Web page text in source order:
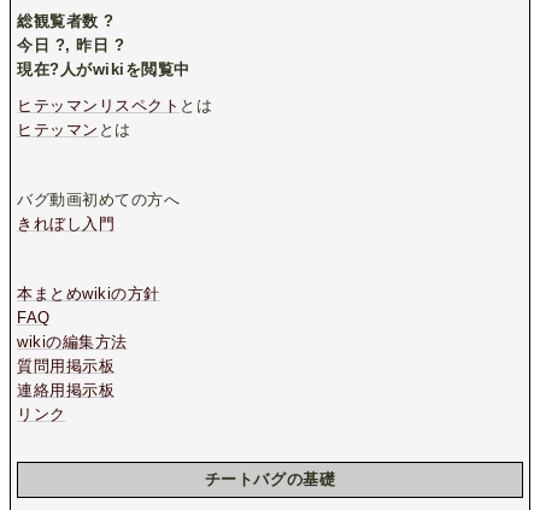
総観覧者数?
今日 ?, 昨日 ?
現在?人がwikiを閲覧中
ヒテッマンリスペクト とは
ヒテッマン とは
バグ動画初めての方へ
きれぼし入門
本まとめwikiの方針
FAQ
wikiの編集方法
質問用掲示板
連絡用掲示板
リンク
チートバグの基礎